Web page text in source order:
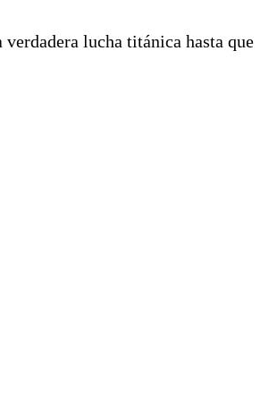
lucha titánica hasta que